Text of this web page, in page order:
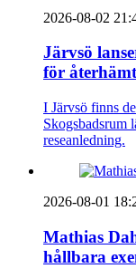
2026-08-02
Järvsö
för
I Järvsö finns
Skogsbadsrum
reseanledning.
2026-08-01
Mathias
hållbara